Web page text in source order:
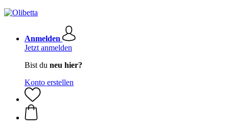
Anmelden
Jetzt anmelden
Bist du neu hier?
Konto erstellen